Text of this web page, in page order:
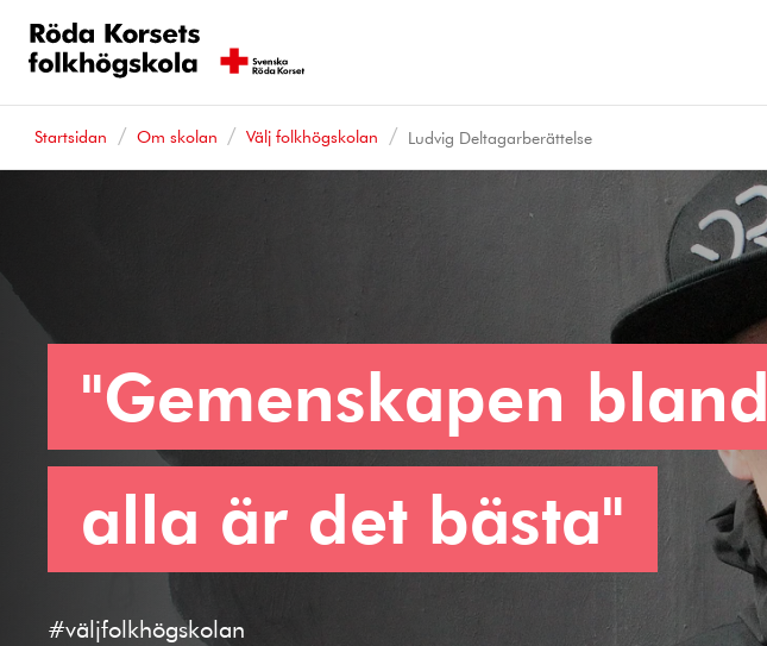
Startsidan Om skolan Välj folkhögskolan Ludvig Deltagarberättelse
"Gemenskapen bland
alla är det bästa"
#väljfolkhögskolan